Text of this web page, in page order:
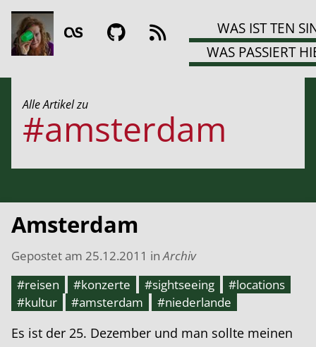
WAS IST TEN
WAS PASSIERT
Alle Artikel zu
#amsterdam
Amsterdam
Gepostet am 25.12.2011 inArchiv
#reisen
#konzerte #sightseeing
#locations
#kultur
#amsterdam
#niederlande
Es ist der 25. Dezember und man sollte meinen